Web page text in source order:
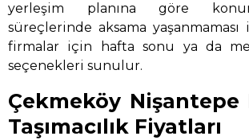
yerleşim planına göre
süreçlerinde aksama
firmalar için hafta sonu ya da
seçenekleri sunulur.
Çekmeköy Nişantepe
Taşımacılık Fiyatları